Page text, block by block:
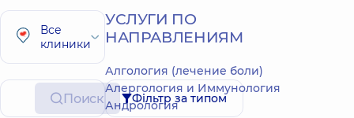
Все
клиники
Поиск Фільтр за типом
УСЛУГИ ПО
НАПРАВЛЕНИЯМ
Алгология (лечение боли)
Алергология и Иммунология
Андрология